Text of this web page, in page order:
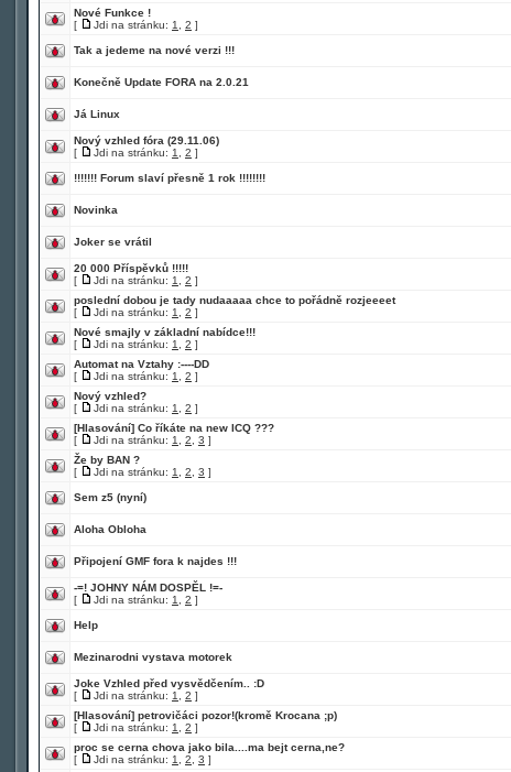
Nové Funkce !
[
Jdi na stránku: 1 2 ]
Tak a jedeme na nové verzi !!!
Konečně Update FORA na 2.0.21
Já Linux
Nový vzhled fóra (29.11.06)
[
Jdi na stránku: 1 2 ]
!!!!!!! Forum slaví přesně 1 rok !!!!!!!!
Novinka
Joker se vrátil
20 000 Příspěvků !!!!!
[
Jdi na stránku: 1 2 ]
poslední dobou je tady nudaaaaa chce to pořádně rozjeeeet
[
Jdi na stránku: 1 2 ]
Nové smajly v základní nabídce!!!
[
Jdi na stránku: 1 2 ]
Automat na Vztahy :----DD
[
Jdi na stránku: 1 2 ]
Nový vzhled?
[
Jdi na stránku: 1 2 ]
[Hlasování] Co říkáte na new ICQ ???
[
Jdi na stránku: 1 2 3 ]
Že by BAN ?
[
Jdi na stránku: 1 2 3 ]
Sem z5 (nyní)
Aloha Obloha
Připojení GMF fora k najdes !!!
-=! JOHNY NÁM DOSPĚL !=-
[
Jdi na stránku: 1 2 ]
Help
Mezinarodni vystava motorek
Joke Vzhled před vysvědčením.. :D
[
Jdi na stránku: 1 2 ]
[Hlasování] petrovičáci pozor!(kromě Krocana ;p)
[
Jdi na stránku: 1 2 ]
proc se cerna chova jako bila....ma bejt cerna,ne?
[
Jdi na stránku: 1 2 3 ]